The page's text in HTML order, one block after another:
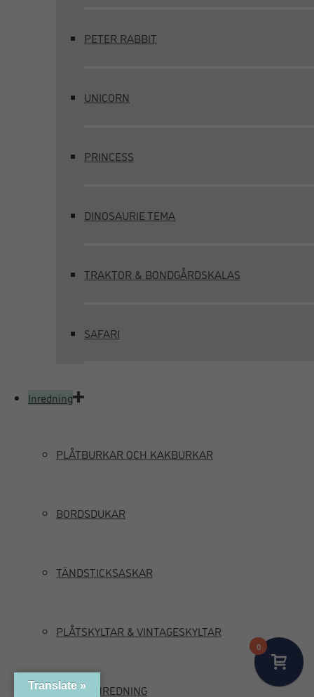
PETER RABBIT
UNICORN
PRINCESS
DINOSAURIE TEMA
TRAKTOR & BONDGÅRDSKALAS
SAFARI
Inredning
PLÅTBURKAR OCH KAKBURKAR
BORDSDUKAR
TÄNDSTICKSASKAR
PLÅTSKYLTAR & VINTAGESKYLTAR
MARIN INREDNING
0
Translate »